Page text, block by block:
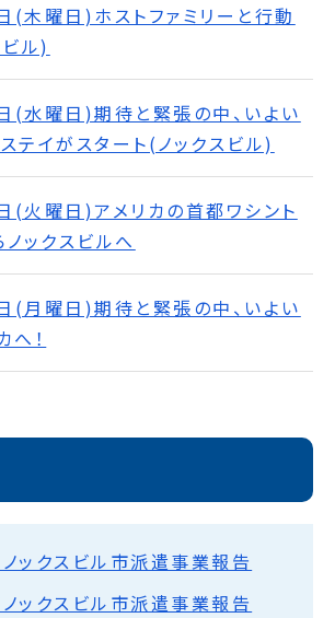
(木曜日)ホストファミリーと行動
ル)
(水曜日)期待と緊張の中、いよい
テイがスタート(ノックスビル)
(火曜日)アメリカの首都ワシント
ックスビルへ
(月曜日)期待と緊張の中、いよい
へ！
ックスビル市派遣事業報告
ックスビル市派遣事業報告